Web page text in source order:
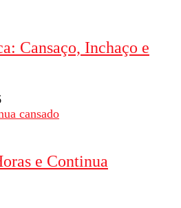
Cansaço, Inchaço e
e Continua